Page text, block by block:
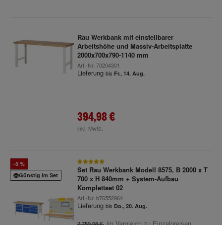
Rau Werkbank mit einstellbarer
Arbeitshöhe und Massiv-Arbeitsplatte
2000x700x790-1140 mm
Art.-Nr. 70204301
Lieferung bis Fr., 14. Aug.
394,98 €
inkl. MwSt.
Günstig im Set
-5 %
Set Rau Werkbank Modell 8575, B 2000 x T
700 x H 840mm + System-Aufbau
Komplettset 02
Art.-Nr. b76552964
Lieferung bis Do., 20. Aug.